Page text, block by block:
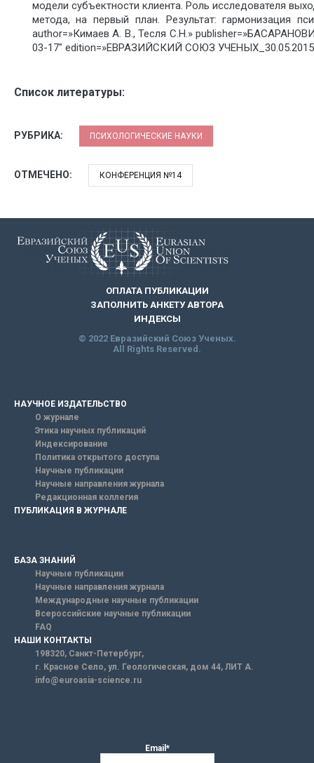
модели субъектности клиента. Роль исследователя
метода, на первый план. Результат: гармонизация
author=»Кимаев А. В., Тесля С.Н.»
03-17″ edition=»ЕВРАЗИЙСКИЙ СОЮЗ
Список литературы:
РУБРИКА: ПСИХОЛОГИЧЕСКИЕ НАУКИ
ОТМЕЧЕНО: КОНФЕРЕНЦИЯ №14
ОПЛАТА ПУБЛИКАЦИИ
ЗАПОЛНИТЬ АНКЕТУ АВТОРА
ИНДЕКСЫ
© 2022 Евразийский Союз Ученых.
All Rights Reserved.
НАУЧНОЕ ИЗДАТЕЛЬСТВО
О журнале
Этика научных публикаций
Индексирование
Политика открытого доступа
Научные публикации
Научные направления журнала
Редакционная коллегия
ПУБЛИКАЦИЯ В ЖУРНАЛЕ
БАЗА ЗНАНИЙ
Научные публикации
Научные направления журнала
Международные научные публикации
Всероссийские научные публикации
FAQ
НАШИ КОНТАКТЫ
198320, Санкт-Петербург,
г. Красное Село, ул. Геологическая, дом 44, ЛИТ А.
info@euroasia-science.ru
Email*